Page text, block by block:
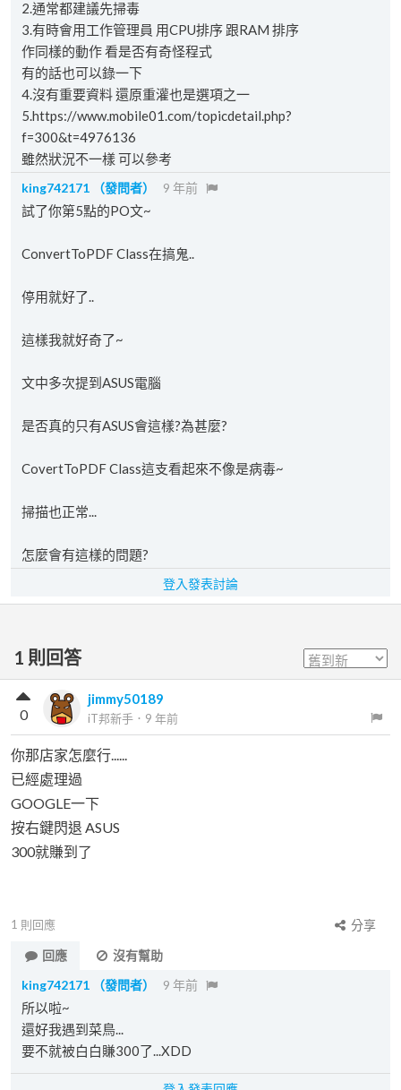
2.通常都建議先掃毒
3.有時會用工作管理員 用CPU排序 跟RAM 排序
作同樣的動作 看是否有奇怪程式
有的話也可以錄一下
4.沒有重要資料 還原重灌也是選項之一
5.https://www.mobile01.com/topicdetail.php?
f=300&t=4976136
雖然狀況不一樣 可以參考
king742171 （發問者） 9 年前
試了你第5點的PO文~
ConvertToPDF Class在搞鬼..
停用就好了..
這樣我就好奇了~
文中多次提到ASUS電腦
是否真的只有ASUS會這樣?為甚麼?
CovertToPDF Class這支看起來不像是病毒~
掃描也正常...
怎麼會有這樣的問題?
登入發表討論
1 則回答
jimmy50189
iT邦新手 ． 9 年前
0
你那店家怎麼行......
已經處理過
GOOGLE一下
按右鍵閃退 ASUS
300就賺到了
1 則回應
分享
回應
沒有幫助
king742171
（發問者） 9 年前
所以啦~
還好我遇到菜鳥...
要不就被白白賺300了...XDD